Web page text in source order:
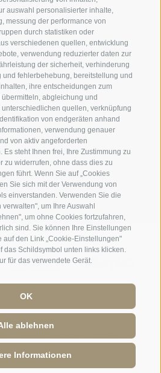
auswahl personalisierter inhalte,
messung der performance von
durch statistiken oder
verschiedenen quellen, entwicklung
verwendung reduzierter daten zur
der sicherheit, verhinderung
fehlerbehebung, bereitstellung und
ihre entscheidungen zum
abgleichung und
quellen, verknüpfung
von endgeräten anhand
verwendung genauer
von aktiv angeforderten
steht Ihnen frei, Ihre Zustimmung zu
zu widerrufen, ohne dass dies zu
führt. Wenn Sie auf „Cookies
Sie sich mit der Verwendung von
einverstanden. Verwenden Sie die
um Ihre Auswahl
um ohne Cookies fortzufahren,
sind. Sie können Ihre Einstellungen
den Link „Cookie-Einstellungen"
das Schildsymbol unten links klicken.
für das verwendete Gerät.
OK
ablehnen
Informationen
Fai della Paganella
IT01928820222